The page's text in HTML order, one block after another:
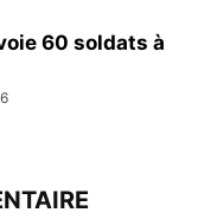
60 soldats à